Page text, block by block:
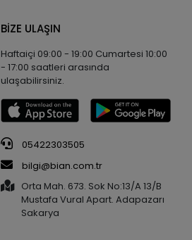
BİZE ULAŞIN
Haftaiçi 09:00 - 19:00 Cumartesi 10:00
- 17:00 saatleri arasında
ulaşabilirsiniz.
05422303505
bilgi@bian.com.tr
Orta Mah. 673. Sok No:13/A 13/B
Mustafa Vural Apart. Adapazarı
Sakarya